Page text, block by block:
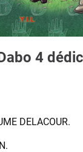
4
DELACOUR.